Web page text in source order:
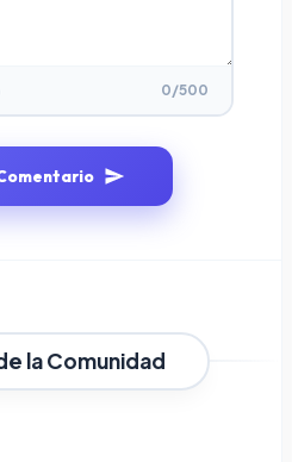
0/500
la Comunidad